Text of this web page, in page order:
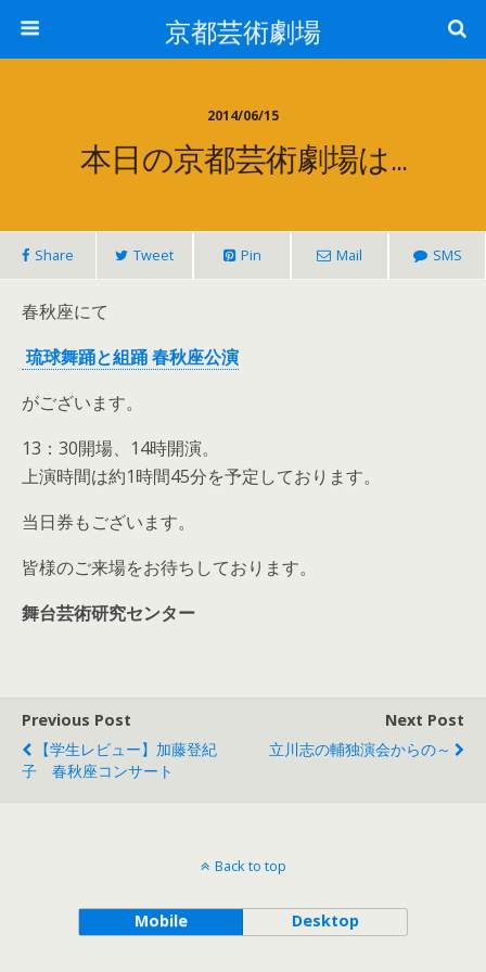
京都芸術劇場
2014/06/15
本日の京都芸術劇場は…
Share Tweet Pin Mail SMS
春秋座にて
琉球舞踊と組踊 春秋座公演
がございます。
13：30開場、14時開演。
上演時間は約1時間45分を予定しております。
当日券もございます。
皆様のご来場をお待ちしております。
舞台芸術研究センター
Previous Post
【学生レビュー】加藤登紀
子 春秋座コンサート
Next Post
立川志の輔独演会からの～
Back to top
Mobile Desktop